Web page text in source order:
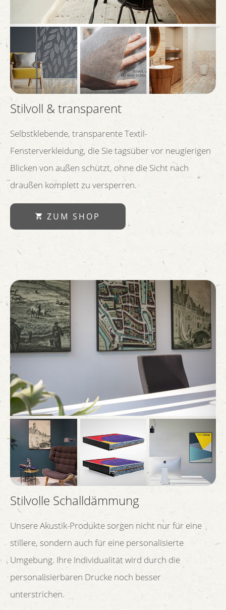
Stilvoll & transparent
Selbstklebende, transparente Textil-
Fensterverkleidung, die Sie tagsüber vor neugierigen
Blicken von außen schützt, ohne die Sicht nach
draußen komplett zu versperren.
ZUM SHOP
Stilvolle Schalldämmung
Unsere Akustik-Produkte sorgen nicht nur für eine
stillere, sondern auch für eine personalisierte
Umgebung. Ihre Individualität wird durch die
personalisierbaren Drucke noch besser
unterstrichen.